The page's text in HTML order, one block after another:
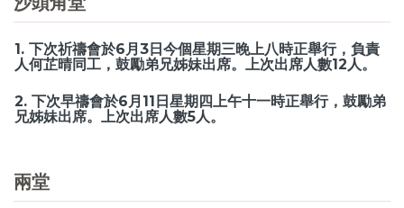
1. 下次祈禱會於6月3日今個星期三晚上八時正舉行，負責
人何芷晴同工，鼓勵弟兄姊妹出席。上次出席人數12人。
2. 下次早禱會於6月11日星期四上午十一時正舉行，鼓勵弟
兄姊妹出席。上次出席人數5人。
兩堂